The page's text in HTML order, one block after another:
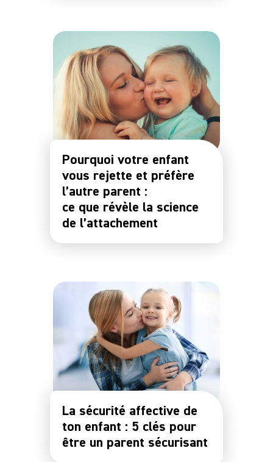
Pourquoi votre enfant
vous rejette et préfère
l’autre parent :
ce que révèle la science
de l’attachement
La sécurité affective de
ton enfant : 5 clés pour
être un parent sécurisant